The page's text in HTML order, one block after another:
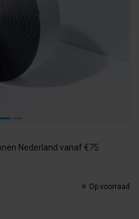
Nederland vanaf €75
Op voorraad